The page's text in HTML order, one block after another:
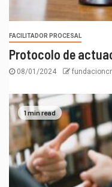
FACILITADOR PROCESAL
Protocolo de
08/01/2024
1 min read